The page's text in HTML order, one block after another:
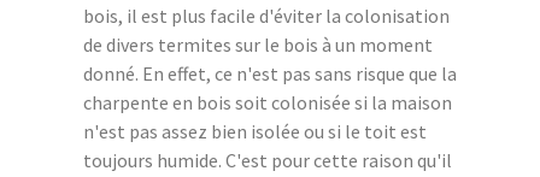
bois, il est plus facile d'éviter la colonisation
de divers termites sur le bois à un moment
donné. En effet, ce n'est pas sans risque que la
charpente en bois soit colonisée si la maison
n'est pas assez bien isolée ou si le toit est
toujours humide. C'est pour cette raison qu'il